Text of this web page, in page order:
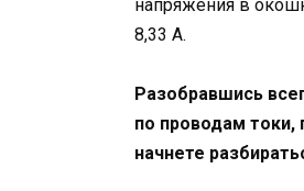
напряжения в
8,33 А.
Разобравшись
по проводам
начнете